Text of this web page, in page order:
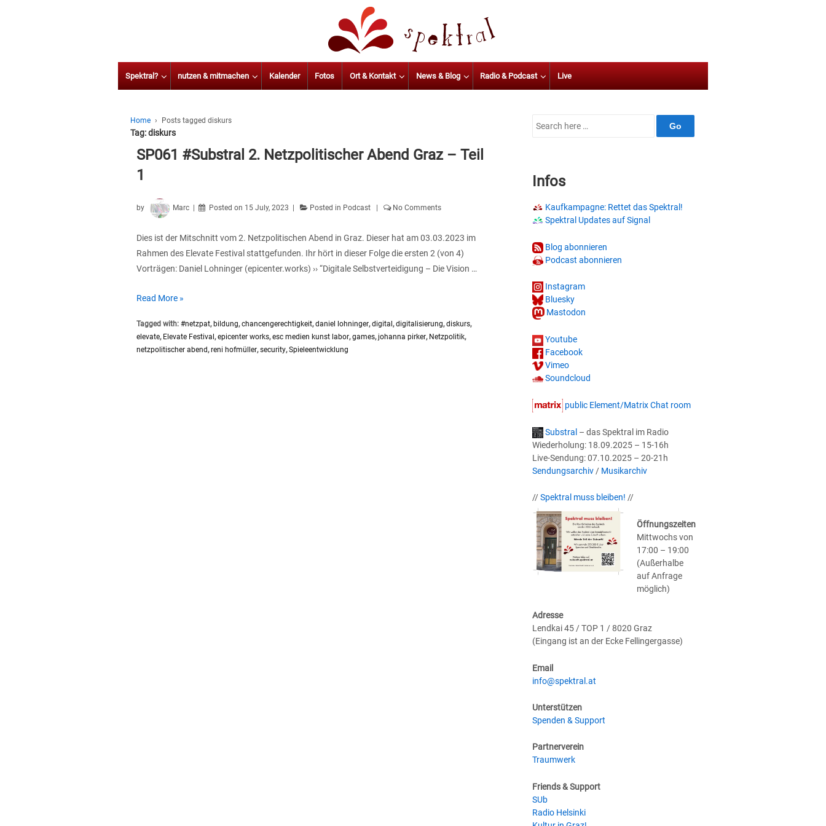
Spektral? nutzen & mitmachen Kalender Fotos Ort & Kontakt News & Blog Radio & Podcast Live
Home › Posts tagged diskurs
Tag:diskurs
SP061 #Substral 2. Netzpolitischer Abend Graz – Teil
1
by Marc Posted on 15 July, 2023 Posted in Podcast No Comments
Dies ist der Mitschnitt vom 2. Netzpolitischen Abend in Graz. Dieser hat am 03.03.2023 im
Rahmen des Elevate Festival stattgefunden. Ihr hört in dieser Folge die ersten 2 (von 4)
Vorträgen: Daniel Lohninger (epicenter.works) ›› “Digitale Selbstverteidigung – Die Vision …
SP061
2.
Netzpolitischer
Read More »
Tagged with: #netzpat, bildung,chancengerechtigkeit,daniel lohninger,digital ,digitalisierung,diskurs,
elevate, Elevate Festival ,epicenter works,esc medien kunst labor,games,johanna pirker, Netzpolitik,
netzpolitischer abend,reni hofmüller,security,Spieleentwicklung
Search
Infos
Kaufkampagne: Rettet das Spektral!
Spektral Updates auf Signal
Blog abonnieren
Podcast abonnieren
Instagram
Bluesky
Mastodon
Youtube
Facebook
Vimeo
Soundcloud
public Element/Matrix Chat room
Substral – das Spektral im Radio
Wiederholung: 18.09.2025 – 15-16h
Live-Sendung: 07.10.2025 – 20-21h
Sendungsarchiv/ Musikarchiv
//Spektral muss bleiben! //
Öffnungszeiten
Mittwochs von
17:00 – 19:00
(Außerhalbe
auf Anfrage
möglich)
Adresse
Lendkai 45 / TOP 1 / 8020 Graz
(Eingang ist an der Ecke Fellingergasse)
Email
info@spektral.at
Unterstützen
Spenden & Support
Partnerverein
Traumwerk
Friends & Support
SUb
Radio Helsinki